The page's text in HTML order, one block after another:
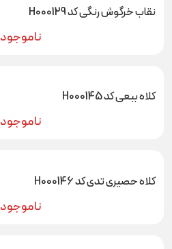
نقاب خرگوش رنگی کد H000129
ناموجود
کلاه ببعی کد H000145
ناموجود
کلاه حصیری تدی کد H000146
ناموجود